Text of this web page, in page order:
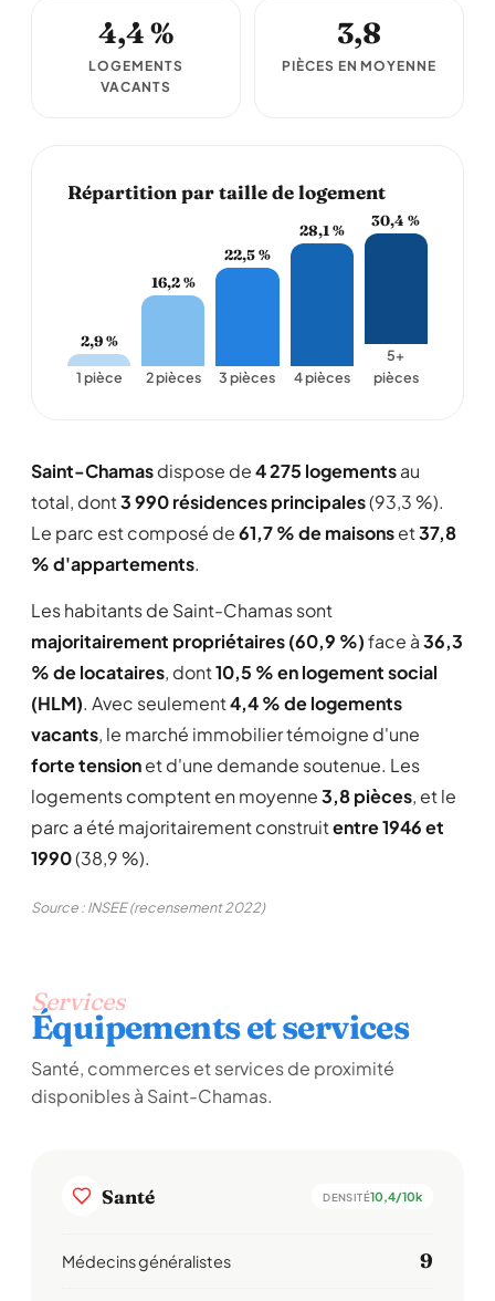
4,4 %
LOGEMENTS
VACANTS
3,8
PIÈCES EN MOYENNE
Répartition par taille de logement
2,9 %
1 pièce
16,2 %
2 pièces
22,5 %
3 pièces
28,1 %
4 pièces
30,4 %
5+
pièces
Saint-Chamasdispose de4 275 logementsau
total, dont3 990 résidences principales(93,3 %).
Le parc est composé de61,7 % de maisonset37,8
% d'appartements.
Les habitants de Saint-Chamas sont
majoritairement propriétaires (60,9 %)face à36,3
% de locataires, dont10,5 % en logement social
(HLM). Avec seulement4,4 % de logements
vacants, le marché immobilier témoigne d'une
forte tensionet d'une demande soutenue. Les
logements comptent en moyenne3,8 pièces, et le
parc a été majoritairement construitentre 1946 et
1990(38,9 %).
Source : INSEE (recensement 2022)
Services
Équipements et services
Santé, commerces et services de proximité
disponibles à Saint-Chamas.
Santé DENSITÉ10,4/10k
Médecins généralistes 9